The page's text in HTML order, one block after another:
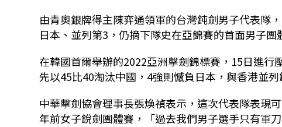
由青奧銀牌得主陳弈通領軍的台灣鈍劍男子代表隊
日本、並列第3，仍摘下隊史在亞錦賽的首面男子團
在韓國首爾舉辦的2022亞洲擊劍錦標賽，15日進
先以45比40淘汰中國，4強則憾負日本，與香港並列
中華擊劍協會理事長張煥禎表示，這次代表隊表現
年前女子銳劍團體賽，「過去我們男子選手只有軍